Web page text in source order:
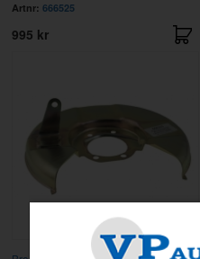
Artnr: 666525
995 kr